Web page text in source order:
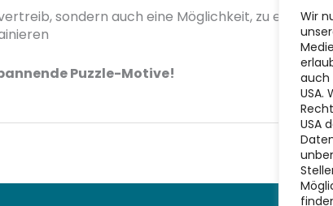
Wir
auch
USA.
USA
sondern auch eine Möglichkeit, zu
Puzzle-Motive!